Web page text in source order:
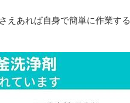
えあれば自身で簡単に作業する